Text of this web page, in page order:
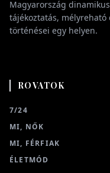
Magyarország
tájékoztatás, mélyreható
történései egy helyen.
ROVATOK
7/24
MI, NŐK
MI, FÉRFIAK
ÉLETMÓD